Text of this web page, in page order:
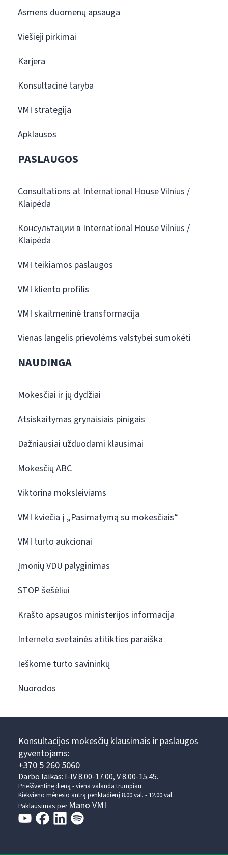
Asmens duomenų apsauga
Viešieji pirkimai
Karjera
Konsultacinė taryba
VMI strategija
Apklausos
PASLAUGOS
Consultations at International House Vilnius /
Klaipėda
Консультации в International House Vilnius /
Klaipėda
VMI teikiamos paslaugos
VMI kliento profilis
VMI skaitmeninė transformacija
Vienas langelis prievolėms valstybei sumokėti
NAUDINGA
Mokesčiai ir jų dydžiai
Atsiskaitymas grynaisiais pinigais
Dažniausiai užduodami klausimai
Mokesčių ABC
Viktorina moksleiviams
VMI kviečia į „Pasimatymą su mokesčiais“
VMI turto aukcionai
Įmonių VDU palyginimas
STOP šešėliui
Krašto apsaugos ministerijos informacija
Interneto svetainės atitikties paraiška
Ieškome turto savininkų
Nuorodos
Konsultacijos mokesčių klausimais ir paslaugos
gyventojams:
+370 5 260 5060
Darbo laikas: I-IV 8.00-17.00, V 8.00-15.45.
Prieššventinę dieną - viena valanda trumpiau.
Kiekvieno mėnesio antrą penktadienį 8.00 val. - 12.00 val.
Paklausimas per Mano VMI